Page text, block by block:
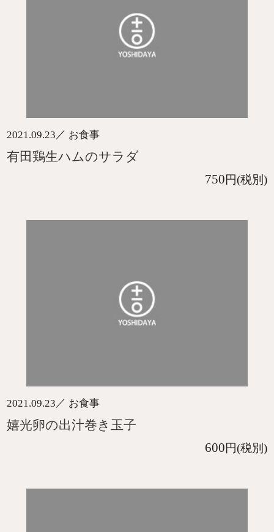
2021.09.23 ／ お食事
有田鶏生ハムのサラダ
750円(税別)
2021.09.23 ／ お食事
嬉光卵の出汁巻き玉子
600円(税別)